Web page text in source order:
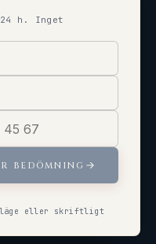
24 h. Inget
BEDÖMNING
eller skriftligt